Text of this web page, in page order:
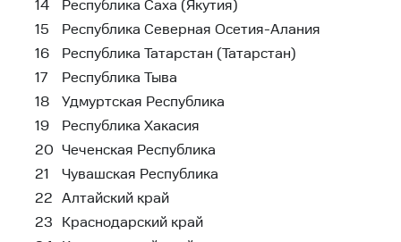
14
Республика Саха (Якутия)
15
Республика Северная Осетия-Алания
16
Республика Татарстан (Татарстан)
17
Республика Тыва
18
Удмуртская Республика
19
Республика Хакасия
20 Чеченская Республика
21
Чувашская Республика
22 Алтайский край
23
Краснодарский край